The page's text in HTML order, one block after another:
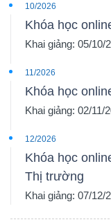
10/2026
Khóa học
Khai giảng: 05/10/
11/2026
Khóa học
Khai giảng: 02/11/
12/2026
Khóa học
Thị trường
Khai giảng: 07/12/